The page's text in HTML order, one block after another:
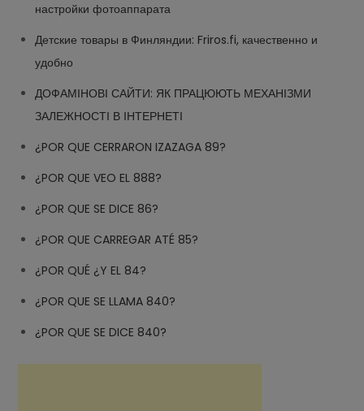
настройки фотоаппарата
Детские товары в Финляндии: Friros.fi, качественно и
удобно
ДОФАМІНОВІ САЙТИ: ЯК ПРАЦЮЮТЬ МЕХАНІЗМИ
ЗАЛЕЖНОСТІ В ІНТЕРНЕТІ
¿POR QUE CERRARON IZAZAGA 89?
¿POR QUE VEO EL 888?
¿POR QUE SE DICE 86?
¿POR QUE CARREGAR ATÉ 85?
¿POR QUÉ ¿Y EL 84?
¿POR QUE SE LLAMA 840?
¿POR QUE SE DICE 840?